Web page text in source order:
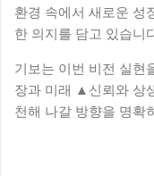
환경 속에서 새로운 성
한 의지를 담고 있습니
기보는 이번 비전 실
장과 미래 ▲신뢰와 상
천해 나갈 방향을 명확